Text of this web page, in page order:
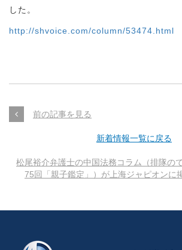
した。
http://shvoice.com/column/53474.html
前の記事を見る
新着情報一覧に戻る
松尾裕介弁護士の中国法務コラム（排隊の
75回「親子鑑定」）が上海ジャピオンに